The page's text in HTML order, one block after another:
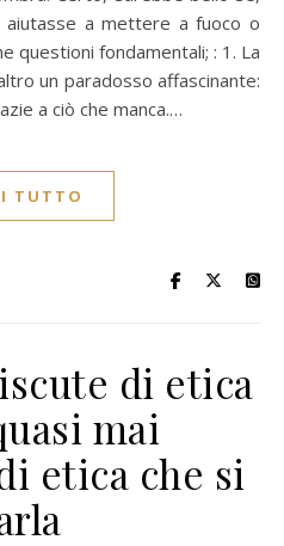
a mettere a fuoco o
questioni fondamentali; : 1. La
un paradosso affascinante:
a ciò che manca.…
TUTTO
di etica
mai
etica che si